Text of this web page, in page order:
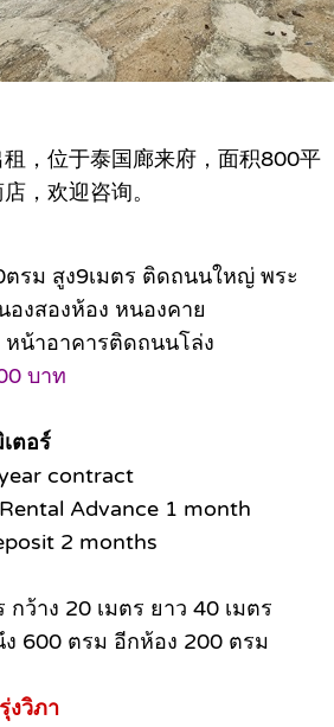
，位于泰国廊来府，面积800平
，欢迎咨询。
ตรม สูง9เมตร ติดถนนใหญ่ พระ
งสองห้อง หนองคาย
หน้าอาคารติดถนนโล่ง
บาท
ตอร์
contract
Advance 1 month
2 months
กว้าง 20 เมตร ยาว 40 เมตร
ง 600 ตรม อีกห้อง 200 ตรม
งวิภา